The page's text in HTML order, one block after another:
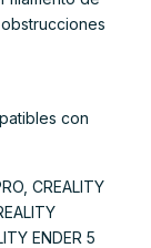
con
CREALITY
ENDER 5